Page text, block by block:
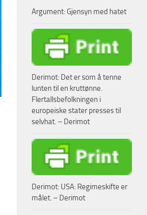
Argument: Gjensyn med hatet
Derimot: Det er som å tenne
lunten til en kruttønne.
Flertallsbefolkningen i
europeiske stater presses til
selvhat. – Derimot
Derimot: USA: Regimeskifte er
målet. – Derimot